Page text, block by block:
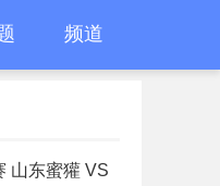
频道
山东蜜獾 VS